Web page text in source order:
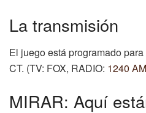
La transmisión
El juego está programado
CT. (TV: FOX, RADIO: 1240
MIRAR: Aquí